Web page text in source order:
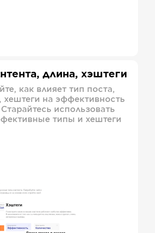
длина, хэштеги
как влияет тип поста,
хештеги на эффективность
использовать
типы и хештеги